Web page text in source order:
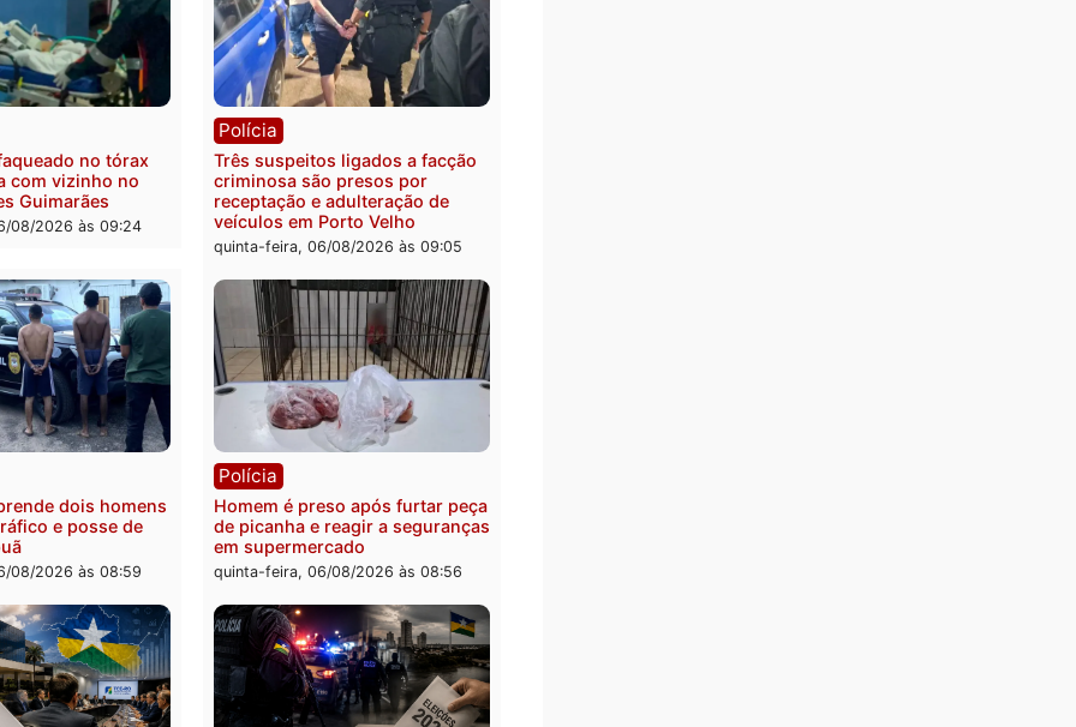
Dias Tofolli , do TSE,
reabertura e
da ação que
à perda do mandato
de Pimenta Bueno
06/08/2026 às 18:20
Policiais militares recuperam
moto furtada e prendem trio na
zona Leste
quinta-feira, 06/08/2026 às 09:28
é esfaqueado no tórax
briga com vizinho no
Guimarães
06/08/2026 às 09:24
Polícia
Três suspeitos ligados a facção
criminosa são presos por
quinta-feira, 06/08/2026 às 09:05